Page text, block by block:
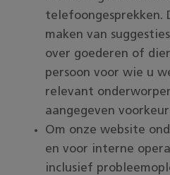
telefoongesprekken.
maken van
over goederen of
persoon voor wie u
relevant
aangegeven
Om onze website
en voor interne
inclusief